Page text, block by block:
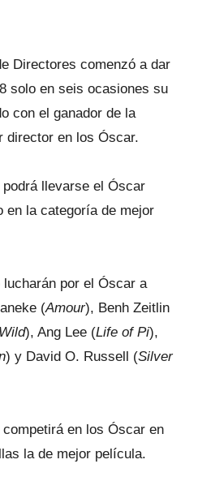
Directores comenzó a dar
solo en seis ocasiones su
con el ganador de la
director en los Óscar.
llevarse el Óscar
en la categoría de mejor
por el Óscar a
(Amour), Benh Zeitlin
), Ang Lee (Life of Pi),
) y David O. Russell (Silver
en los Óscar en
la de mejor película.